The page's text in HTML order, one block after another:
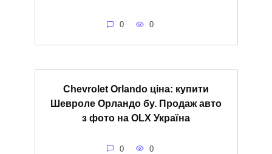
0 0
Chevrolet Orlando ціна: купити
Шевроле Орландо бу. Продаж авто
з фото на OLX Україна
0 0